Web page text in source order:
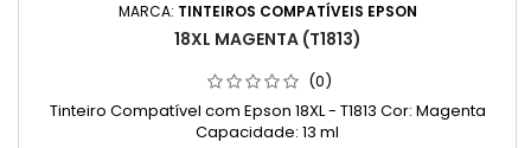
MARCA: TINTEIROS COMPATÍVEIS EPSON
18XL MAGENTA (T1813)
(0)
Tinteiro Compatível com Epson 18XL - T1813 Cor: Magenta
Capacidade: 13 ml